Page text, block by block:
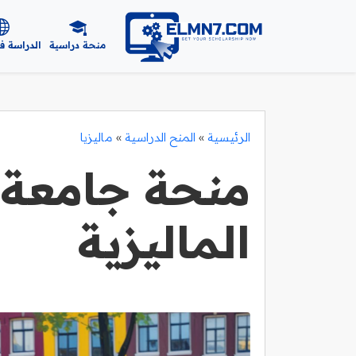
منحة دراسية الدراسة
الرئيسية » المنح الدراسية » ماليزيا
منحة جامعة
الماليزية